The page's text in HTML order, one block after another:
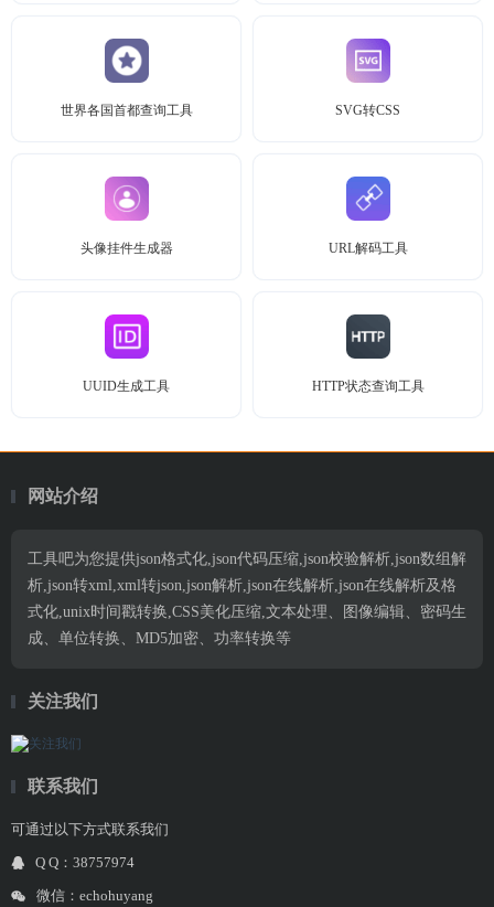
世界各国首都查询工具 SVG转CSS
头像挂件生成器 URL解码工具
UUID生成工具 HTTP状态查询工具
网站介绍
工具吧为您提供json格式化,json代码压缩,json校验解析,json数组解
析,json转xml,xml转json,json解析,json在线解析,json在线解析及格
式化,unix时间戳转换,CSS美化压缩,文本处理、图像编辑、密码生
成、单位转换、MD5加密、功率转换等
关注我们
联系我们
可通过以下方式联系我们
Q Q：38757974
微信：echohuyang